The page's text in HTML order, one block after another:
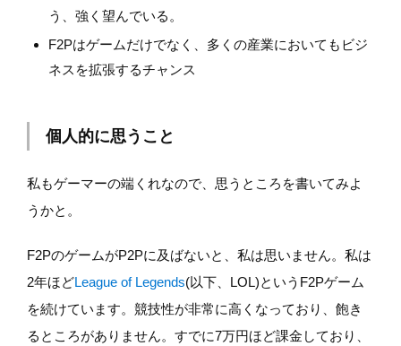
う、強く望んでいる。
F2Pはゲームだけでなく、多くの産業においてもビジ
ネスを拡張するチャンス
個人的に思うこと
私もゲーマーの端くれなので、思うところを書いてみよ
うかと。
F2PのゲームがP2Pに及ばないと、私は思いません。私は
2年ほどLeague of Legends(以下、LOL)というF2Pゲーム
を続けています。競技性が非常に高くなっており、飽き
るところがありません。すでに7万円ほど課金しており、